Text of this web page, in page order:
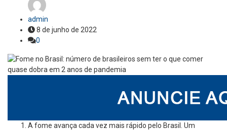
admin
8 de junho de 2022
0
A fome avança cada vez mais rápido pelo Brasil. Um